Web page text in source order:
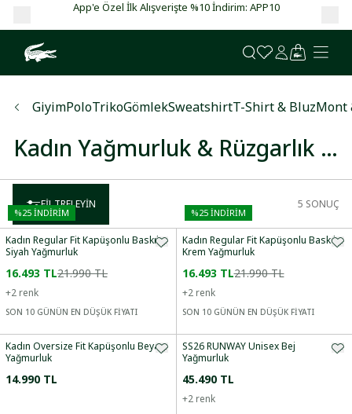
App'e Özel İlk Alışverişte %10 İndirim: APP10
GiyimPoloTrikoGömlekSweatshirtT-Shirt & BluzMont
Kadın Yağmurluk & Rüzgarlık Modelleri
FILTRELEYIN 5 SONUÇ
%25 İNDİRİM
Kadın Regular Fit Kapüşonlu Baskılı
Siyah Yağmurluk
16.493 TL21.990 TL
+2 renk
SON 10 GÜNÜN EN DÜŞÜK FİYATI
%25İNDİRİM
Kadın Regular Fit Kapüşonlu Baskılı
Krem Yağmurluk
16.493 TL21.990 TL
+2 renk
SON 10 GÜNÜN EN DÜŞÜK FİYATI
Kadın Oversize Fit Kapüşonlu Beyaz
Yağmurluk
14.990 TL
SS26 RUNWAY Unisex Bej
Yağmurluk
45.490 TL
+2 renk